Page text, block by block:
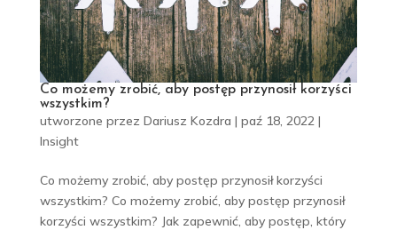
Co możemy zrobić, aby postęp przynosił korzyści
wszystkim?
utworzone przez Dariusz Kozdra | paź 18, 2022|
Insight
Co możemy zrobić, aby postęp przynosił korzyści
wszystkim? Co możemy zrobić, aby postęp przynosił
korzyści wszystkim? Jak zapewnić, aby postęp, który